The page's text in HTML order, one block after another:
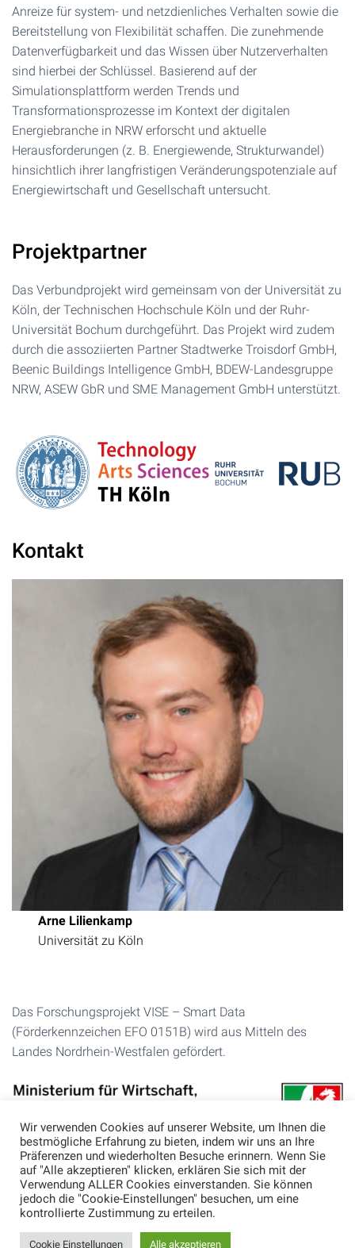
Anreize für system- und netzdienliches Verhalten sowie die
Bereitstellung von Flexibilität schaffen. Die zunehmende
Datenverfügbarkeit und das Wissen über Nutzerverhalten
sind hierbei der Schlüssel. Basierend auf der
Simulationsplattform werden Trends und
Transformationsprozesse im Kontext der digitalen
Energiebranche in NRW erforscht und aktuelle
Herausforderungen (z. B. Energiewende, Strukturwandel)
hinsichtlich ihrer langfristigen Veränderungspotenziale auf
Energiewirtschaft und Gesellschaft untersucht.
Projektpartner
Das Verbundprojekt wird gemeinsam von der Universität zu
Köln, der Technischen Hochschule Köln und der Ruhr-
Universität Bochum durchgeführt. Das Projekt wird zudem
durch die assoziierten Partner Stadtwerke Troisdorf GmbH,
Beenic Buildings Intelligence GmbH, BDEW-Landesgruppe
NRW, ASEW GbR und SME Management GmbH unterstützt.
Kontakt
Arne Lilienkamp
Universität zu Köln
Das Forschungsprojekt VISE – Smart Data
(Förderkennzeichen EFO 0151B) wird aus Mitteln des
Landes Nordrhein-Westfalen gefördert.
KONTAKT IMPRESSUM DATENSCHUTZ
Wir verwenden Cookies auf unserer Website, um Ihnen die
bestmögliche Erfahrung zu bieten, indem wir uns an Ihre
Präferenzen und wiederholten Besuche erinnern. Wenn Sie
auf "Alle akzeptieren" klicken, erklären Sie sich mit der
Verwendung ALLER Cookies einverstanden. Sie können
jedoch die "Cookie-Einstellungen" besuchen, um eine
kontrollierte Zustimmung zu erteilen.
Cookie Einstellungen Alle akzeptieren